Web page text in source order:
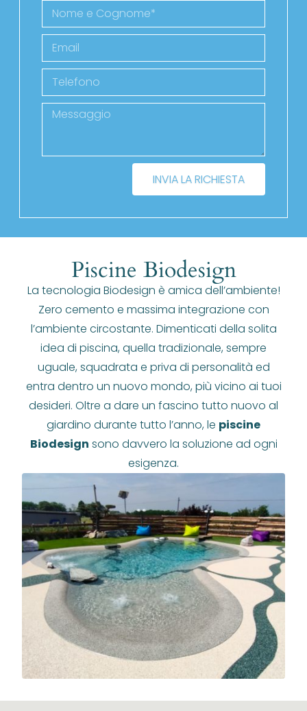
INVIA LA RICHIESTA
Piscine Biodesign
La tecnologia Biodesign è amica dell’ambiente!
Zero cemento e massima integrazione con
l’ambiente circostante. Dimenticati della solita
idea di piscina, quella tradizionale, sempre
uguale, squadrata e priva di personalità ed
entra dentro un nuovo mondo, più vicino ai tuoi
desideri. Oltre a dare un fascino tutto nuovo al
giardino durante tutto l’anno, le piscine
Biodesign sono davvero la soluzione ad ogni
esigenza.